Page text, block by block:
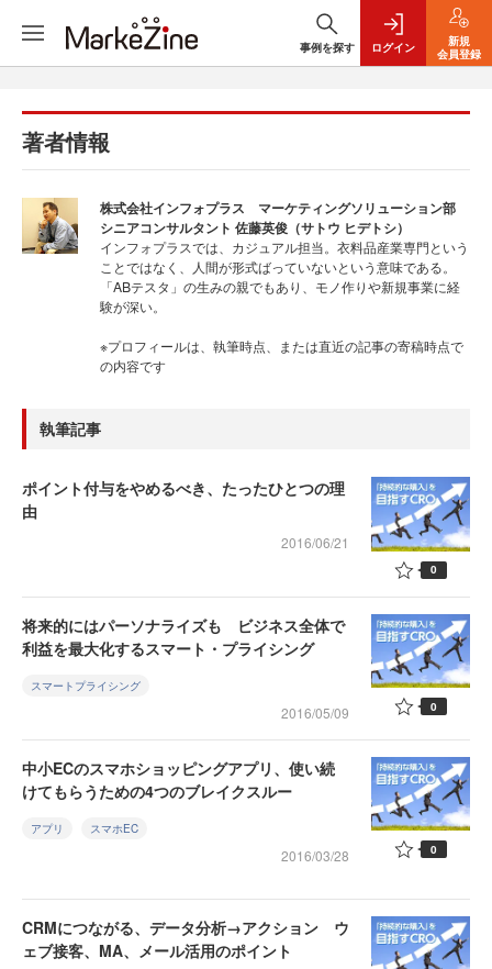
事例を探す ログイン
新規
会員登録
著者情報
株式会社インフォプラス マーケティングソリューション部
シニアコンサルタント 佐藤英俊（サトウ ヒデトシ）
インフォプラスでは、カジュアル担当。衣料品産業専門という
ことではなく、人間が形式ばっていないという意味である。
「ABテスタ」の生みの親でもあり、モノ作りや新規事業に経
験が深い。
※プロフィールは、執筆時点、または直近の記事の寄稿時点で
の内容です
執筆記事
ポイント付与をやめるべき、たったひとつの理
由
2016/06/21
0
将来的にはパーソナライズも ビジネス全体で
利益を最大化するスマート・プライシング
スマートプライシング
2016/05/09 0
中小ECのスマホショッピングアプリ、使い続
けてもらうための4つのブレイクスルー
アプリ スマホEC
2016/03/28 0
CRMにつながる、データ分析→アクション ウ
ェブ接客、MA、メール活用のポイント